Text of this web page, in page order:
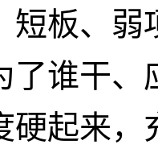
短板、
了谁干
硬起来